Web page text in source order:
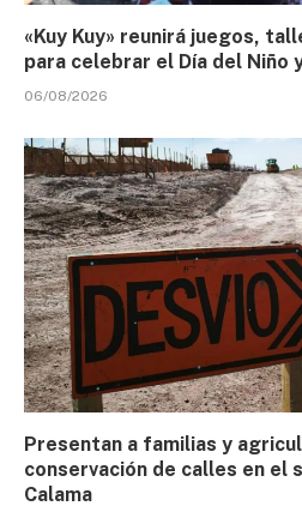
«Kuy Kuy» reunirá juegos,
para celebrar el Día del Niño
06/08/2026
Presentan a familias y
conservación de calles en el
Calama